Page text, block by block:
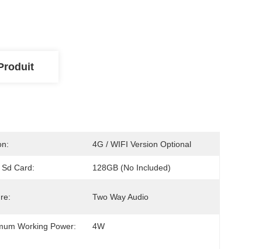
4G / WIFI Version Optional
Card: 128GB (No Included)
Two Way Audio
Working Power: 4W